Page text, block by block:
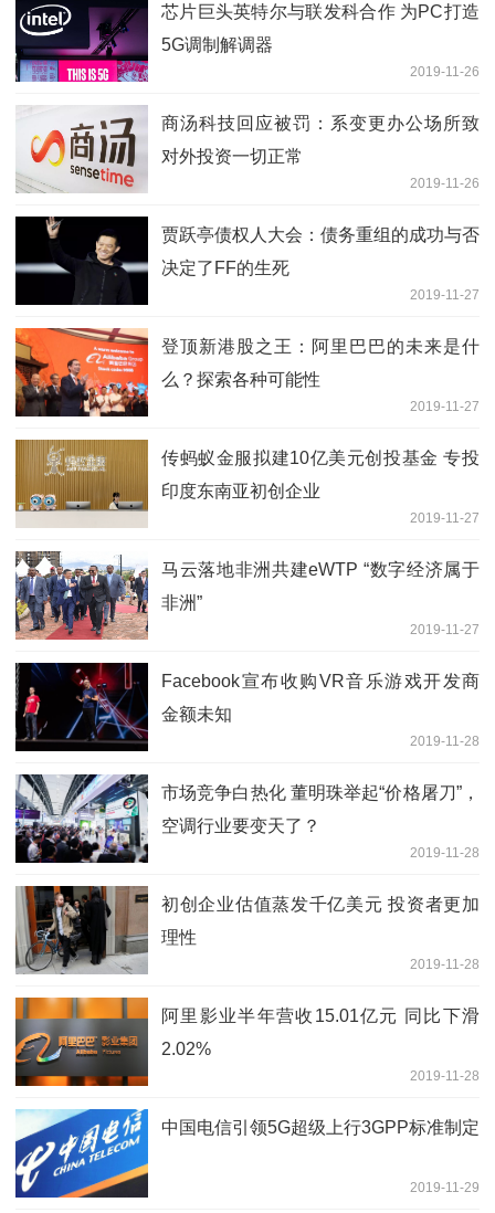
芯片巨头英特尔与联发科合作 为PC打造
5G调制解调器
2019-11-26
商汤科技回应被罚：系变更办公场所致
对外投资一切正常
2019-11-26
贾跃亭债权人大会：债务重组的成功与否
决定了FF的生死
2019-11-27
登顶新港股之王：阿里巴巴的未来是什
么？探索各种可能性
2019-11-27
传蚂蚁金服拟建10亿美元创投基金 专投
印度东南亚初创企业
2019-11-27
马云落地非洲共建eWTP “数字经济属于
非洲”
2019-11-27
Facebook宣布收购VR音乐游戏开发商
金额未知
2019-11-28
市场竞争白热化 董明珠举起“价格屠刀”，
空调行业要变天了？
2019-11-28
初创企业估值蒸发千亿美元 投资者更加
理性
2019-11-28
阿里影业半年营收15.01亿元 同比下滑
2.02%
2019-11-28
中国电信引领5G超级上行3GPP标准制定
2019-11-29